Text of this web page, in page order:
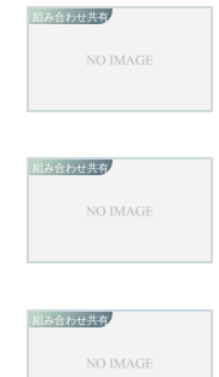
組み合わせ共有
組み合わせ共有
組み合わせ共有